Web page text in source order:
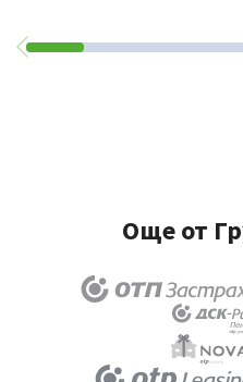
Още от